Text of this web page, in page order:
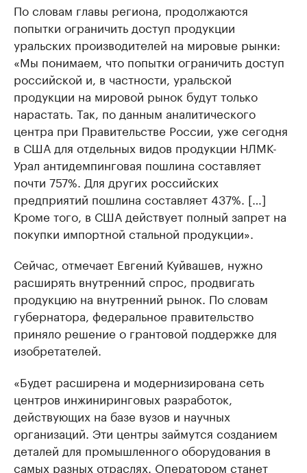
По словам главы региона, продолжаются
попытки ограничить доступ продукции
уральских производителей на мировые рынки:
«Мы понимаем, что попытки ограничить доступ
российской и, в частности, уральской
продукции на мировой рынок будут только
нарастать. Так, по данным аналитического
центра при Правительстве России, уже сегодня
в США для отдельных видов продукции НЛМК-
Урал антидемпинговая пошлина составляет
почти 757%. Для других российских
предприятий пошлина составляет 437%. […]
Кроме того, в США действует полный запрет на
покупки импортной стальной продукции».
Сейчас, отмечает Евгений Куйвашев, нужно
расширять внутренний спрос, продвигать
продукцию на внутренний рынок. По словам
губернатора, федеральное правительство
приняло решение о грантовой поддержке для
изобретателей.
«Будет расширена и модернизирована сеть
центров инжиниринговых разработок,
действующих на базе вузов и научных
организаций. Эти центры займутся созданием
деталей для промышленного оборудования в
самых разных отраслях. Оператором станет